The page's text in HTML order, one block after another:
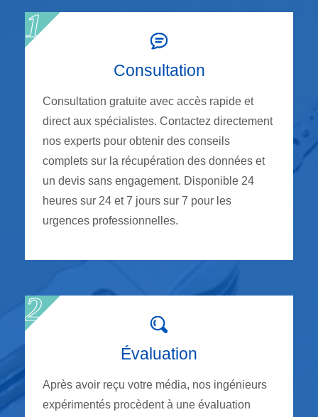
Consultation
Consultation gratuite avec accès rapide et
direct aux spécialistes. Contactez directement
nos experts pour obtenir des conseils
complets sur la récupération des données et
un devis sans engagement. Disponible 24
heures sur 24 et 7 jours sur 7 pour les
urgences professionnelles.
Évaluation
Après avoir reçu votre média, nos ingénieurs
expérimentés procèdent à une évaluation